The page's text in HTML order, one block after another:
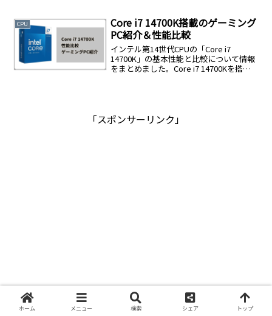
CPU
Core i7 14700K搭載のゲーミング
PC紹介＆性能比較
インテル第14世代CPUの「Core i7
14700K」の基本性能と比較について情報
をまとめました。Core i7 14700Kを搭載
「スポンサーリンク」
ホーム メニュー 検索 シェア トップ